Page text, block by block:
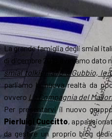
La grande famiglia degli smial
di dicembre 2018 avevamo dato
smial tolkieniano a Gubbio, le
parliamo la nuova realtà da
ovvero La Compagnia del
Per presentarvi il nuovo
Pierluigi Cuccitto,
da gestire un proprio blog